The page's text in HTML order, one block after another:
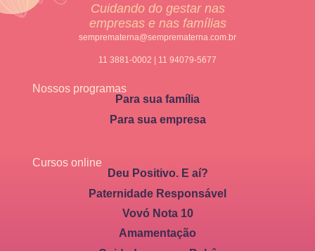
Cuidando do gestar nas
empresas e nas famílias
semprematerna@semprematerna.com.br
11 3881-0002 | 11 94079-5677
Nossos programas
Para sua família
Para sua empresa
Cursos online
Deu Positivo. E aí?
Paternidade Responsável
Vovó Nota 10
Amamentação